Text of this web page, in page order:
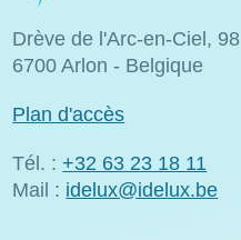
Drève de l'Arc-en-Ciel, 98
6700 Arlon - Belgique
Plan d'accès
Tél. : +32 63 23 18 11
Mail : idelux@idelux.be